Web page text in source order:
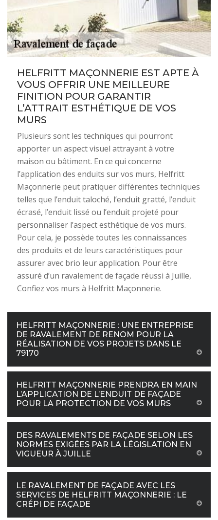
HELFRITT MAÇONNERIE EST APTE À
VOUS OFFRIR UNE MEILLEURE
FINITION POUR GARANTIR
L’ATTRAIT ESTHÉTIQUE DE VOS
MURS
Plusieurs sont les techniques qui pourront
apporter un aspect visuel attrayant à votre
maison ou bâtiment. En ce qui concerne
l’application des enduits sur vos murs, Helfritt
Maçonnerie peut pratiquer différentes techniques
telles que l’enduit taloché, l’enduit gratté, l’enduit
écrasé, l’enduit lissé ou l’enduit projeté pour
personnaliser l’aspect esthétique de vos murs.
Pour cela, je possède toutes les connaissances
des produits et de leurs caractéristiques pour
assurer avec brio leur application. Pour être
assuré d’un ravalement de façade réussi à Juille,
Confiez vos murs à Helfritt Maçonnerie.
HELFRITT MAÇONNERIE : UNE ENTREPRISE
DE RAVALEMENT DE RENOM POUR LA
RÉALISATION DE VOS PROJETS DANS LE
79170
HELFRITT MAÇONNERIE PRENDRA EN MAIN
L’APPLICATION DE L’ENDUIT DE FAÇADE
POUR LA PROTECTION DE VOS MURS
DES RAVALEMENTS DE FAÇADE SELON LES
NORMES EXIGÉES PAR LA LÉGISLATION EN
VIGUEUR À JUILLE
LE RAVALEMENT DE FAÇADE AVEC LES
SERVICES DE HELFRITT MAÇONNERIE : LE
CRÉPI DE FAÇADE